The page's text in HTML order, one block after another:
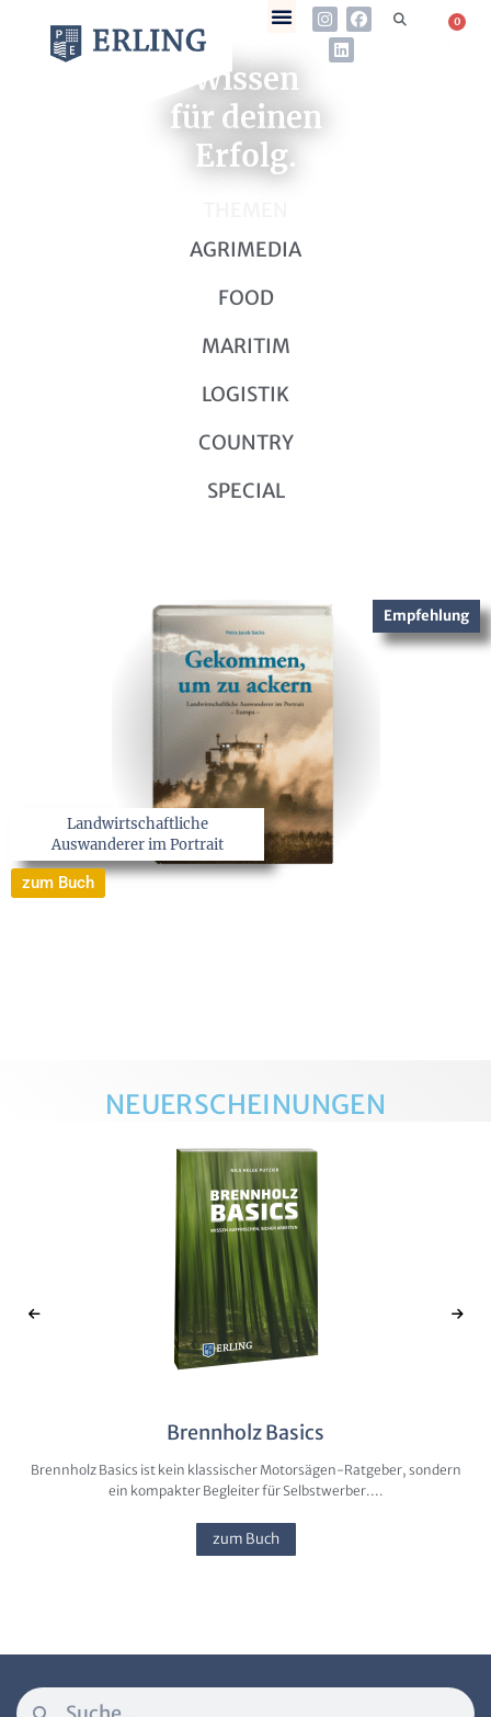
0
Wissen
für deinen
Erfolg.
Empfehlung
Landwirtschaftliche
Auswanderer im Portrait
zum Buch
AGRIMEDIA
FOOD
MARITIM
LOGISTIK
COUNTRY
SPECIAL
NEUERSCHEINUNGEN
Brennholz Basics
Brennholz Basics ist kein klassischer Motorsägen-Ratgeber, sondern
ein kompakter Begleiter für Selbstwerber....
zum Buch